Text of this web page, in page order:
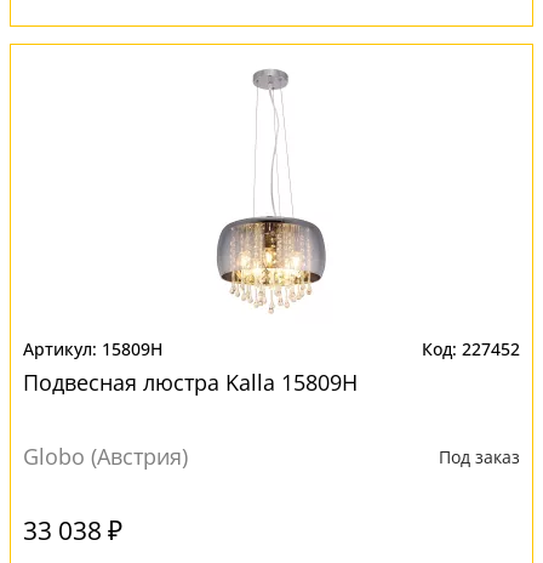
15809H 227452
Подвесная люстра Kalla 15809H
Globo (Австрия) Под заказ
33 038 ₽